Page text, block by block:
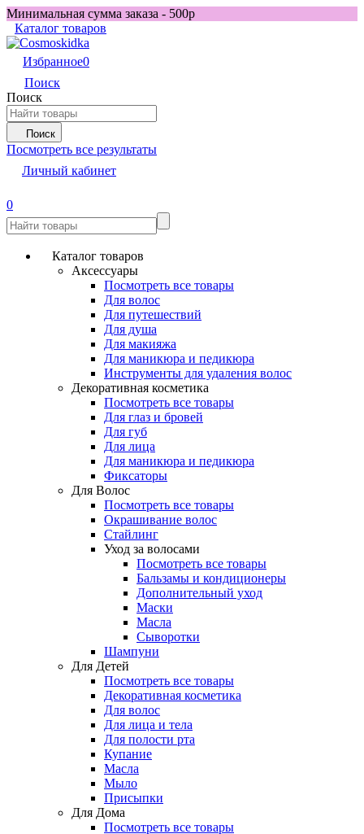
Минимальная сумма заказа - 500р
Каталог товаров
Избранное0
Поиск
Поиск
Поиск
Посмотреть все результаты
Личный кабинет
0
Каталог товаров
Аксессуары
Посмотреть все товары
Для волос
Для путешествий
Для душа
Для макияжа
Для маникюра и педикюра
Инструменты для удаления волос
Декоративная косметика
Посмотреть все товары
Для глаз и бровей
Для губ
Для лица
Для маникюра и педикюра
Фиксаторы
Для Волос
Посмотреть все товары
Окрашивание волос
Стайлинг
Уход за волосами
Посмотреть все товары
Бальзамы и кондиционеры
Дополнительный уход
Маски
Масла
Сыворотки
Шампуни
Для Детей
Посмотреть все товары
Декоративная косметика
Для волос
Для лица и тела
Для полости рта
Купание
Масла
Мыло
Присыпки
Для Дома
Посмотреть все товары